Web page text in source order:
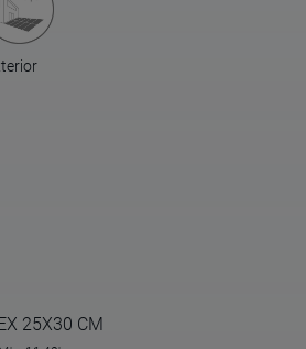
25X30 CM